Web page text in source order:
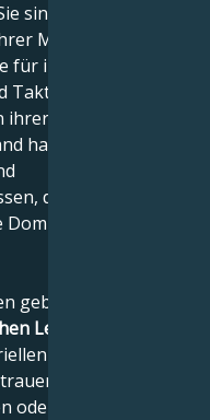
sind stolze
Mitbürger
für ihre Direktheit
sind ihre
Gegenwart
hat etwas
denn diese
aus und
geboren sind,
Lebensstandard
Situationen
und lassen
oder Verhalten